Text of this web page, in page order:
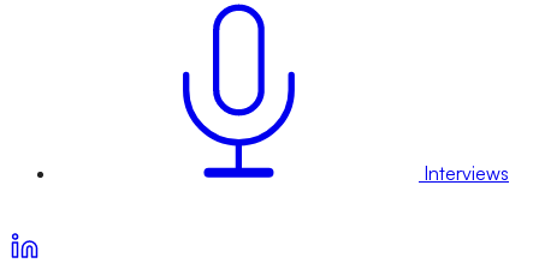
Interviews